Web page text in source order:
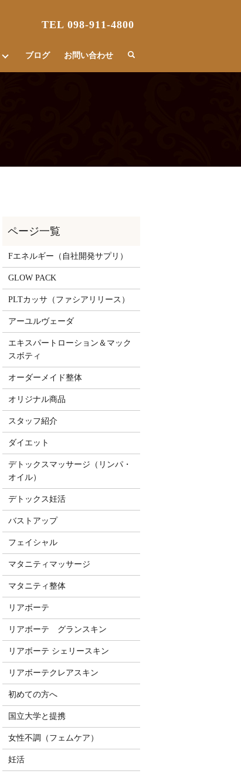
ブログ お問い合わせ
TEL 098-911-4800
Fエネルギー（自社開発サプリ）
GLOW PACK
PLTカッサ（ファシアリリース）
アーユルヴェーダ
エキスパートローション＆マック
スボティ
オーダーメイド整体
オリジナル商品
スタッフ紹介
ダイエット
デトックスマッサージ（リンパ・
オイル）
デトックス妊活
バストアップ
フェイシャル
マタニティマッサージ
マタニティ整体
リアボーテ
リアボーテ グランスキン
リアボーテ シェリースキン
リアボーテクレアスキン
初めての方へ
国立大学と提携
女性不調（フェムケア）
妊活